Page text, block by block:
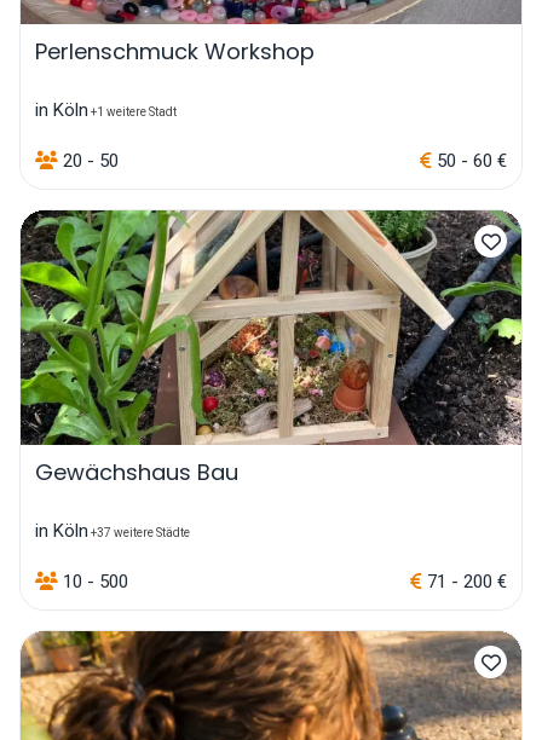
Perlenschmuck Workshop
in Köln +1 weitere Stadt
20 - 50 50 - 60 €
Gewächshaus Bau
in Köln +37 weitere Städte
10 - 500 71 - 200 €